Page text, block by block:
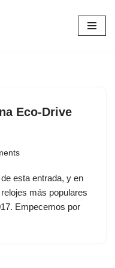
Eco-Drive
esta entrada, y en
más populares
Empecemos por